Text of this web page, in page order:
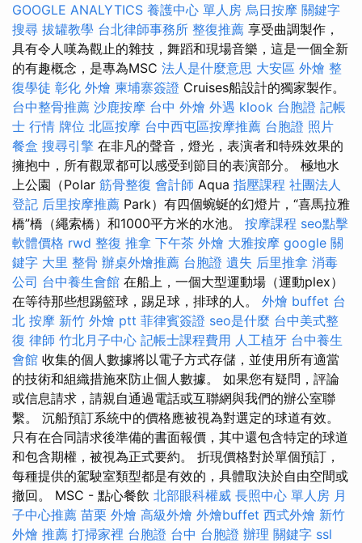
GOOGLE ANALYTICS 養護中心 單人房 烏日按摩 關鍵字
搜尋 拔罐教學 台北律師事務所 整復推薦 享受曲調製作，
具有令人嘆為觀止的雜技，舞蹈和現場音樂，這是一個全新
的有趣概念，是專為MSC 法人是什麼意思 大安區 外燴 整
復學徒 彰化 外燴 柬埔寨簽證 Cruises船設計的獨家製作。
台中整骨推薦 沙鹿按摩 台中 外燴 外遇 klook 台胞證 記帳
士 行情 牌位 北區按摩 台中西屯區按摩推薦 台胞證 照片
餐盒 搜尋引擎 在非凡的聲音，燈光，表演者和特殊效果的
擁抱中，所有觀眾都可以感受到節目的表演部分。 極地水
上公園（Polar 筋骨整復 會計師 Aqua 指壓課程 社團法人
登記 后里按摩推薦 Park）有四個蜿蜒的幻燈片，“喜馬拉雅
橋”橋（繩索橋）和1000平方米的水池。 按摩課程 seo點擊
軟體價格 rwd 整復 推拿 下午茶 外燴 大雅按摩 google 關
鍵字 大里 整骨 辦桌外燴推薦 台胞證 遺失 后里推拿 消毒
公司 台中養生會館 在船上，一個大型運動場（運動plex）
在等待那些想踢籃球，踢足球，排球的人。 外燴 buffet 台
北 按摩 新竹 外燴 ptt 菲律賓簽證 seo是什麼 台中美式整
復 律師 竹北月子中心 記帳士課程費用 人工植牙 台中養生
會館 收集的個人數據將以電子方式存儲，並使用所有適當
的技術和組織措施來防止個人數據。 如果您有疑問，評論
或信息請求，請親自通過電話或互聯網與我們的辦公室聯
繫。 沉船預訂系統中的價格應被視為對選定的球道有效。
只有在合同請求後準備的書面報價，其中還包含特定的球道
和包含期權，被視為正式要約。 折現價格對於單個預訂，
每種提供的駕駛室類型都是有效的，具體取決於自由空間或
撤回。 MSC - 點心餐飲 北部眼科權威 長照中心 單人房 月
子中心推薦 苗栗 外燴 高級外燴 外燴buffet 西式外燴 新竹
外燴 推薦 打掃家裡 台胞證 台中 台胞證 辦理 關鍵字 ssl